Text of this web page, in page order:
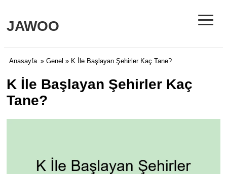
JAWOO ≡
Anasayfa » Genel » K İle Başlayan Şehirler Kaç Tane?
K İle Başlayan Şehirler Kaç
Tane?